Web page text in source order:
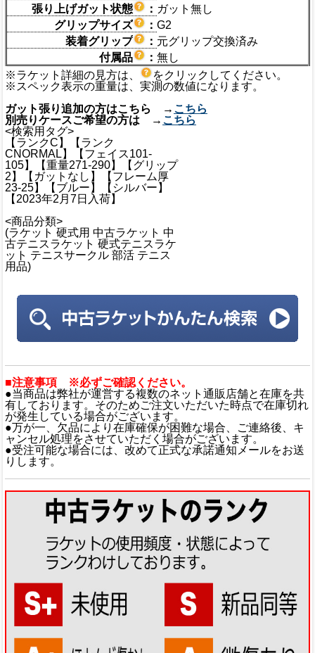
張り上げガット状態
： ガット無し
グリップサイズ
： G2
装着グリップ
： 元グリップ交換済み
付属品
： 無し
※ラケット詳細の見方は、
をクリックしてください。
※スペック表示の重量は、実測の数値になります。
ガット張り追加の方はこちら → こちら
別売りケースご希望の方は → こちら
<検索用タグ>
【ランクC】【ランク
CNORMAL】【フェイス101-
105】【重量271-290】【グリップ
2】【ガットなし】【フレーム厚
23-25】【ブルー】【シルバー】
【2023年2月7日入荷】
<商品分類>
(ラケット 硬式用 中古ラケット 中
古テニスラケット 硬式テニスラケ
ット テニスサークル 部活 テニス
用品)
■注意事項 ※必ずご確認ください。
●当商品は弊社が運営する複数のネット通販店舗と在庫を共
有しております。そのためご注文いただいた時点で在庫切れ
が発生している場合がございます。
●万が一、欠品により在庫確保が困難な場合、ご連絡後、キ
ャンセル処理をさせていただく場合がございます。
●受注可能な場合には、改めて正式な承諾通知メールをお送
りします。